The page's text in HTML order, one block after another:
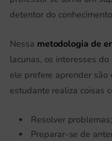
detentor do
Nessa metodologia de
lacunas, os interesses
ele prefere aprender são
estudante realiza coisas
Resolver problemas;
Preparar-se de